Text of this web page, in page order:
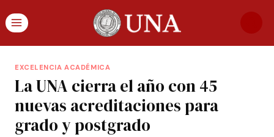
EXCELENCIA ACADÉMICA
La UNA cierra el año con 45
nuevas acreditaciones para
grado y postgrado